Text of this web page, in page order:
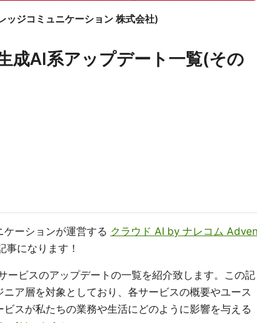
ッジコミュニケーション 株式会社)
成AI系アップデート一覧(その
ーションが運営する クラウド AI by ナレコム
事になります！
ビスのアップデートの一覧を紹介致します。この記
ア層を対象としており、各サービスの概要やユース
スが私たちの業務や生活にどのように影響を与える